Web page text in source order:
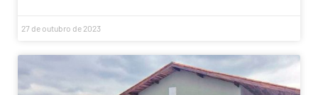
27 de outubro de 2023